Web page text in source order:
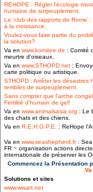
REHOPE : Régler l'écologie
humaine de surpeuplement.
Le 'club des rapports de Rome' :
à la croissance.
Voulez-vous faire partie du
la solution?
Va en www.komitee.de : Comité
meurtre d'oiseaux.
Va en www.STHOPD.net :
carte politique ou artistique.
STHOPD : Arrêter les désastres
terribles de surpeuplement.
Sans compter que l'arche
Fertilité d'humain de gel!
Va en www.animalsasia.org : Le
des chats et des chiens.
Va en R.E.H.O.P.E. : ReHope
Va en www.seashepherd.fr: Sea
FR ~ organisation actions
internationale de préserver les
Commencez la Présentation
Solutions et sites
www.wisart.net